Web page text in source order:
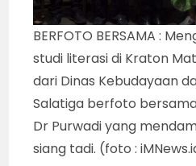
BERFOTO BERSAMA :
studi literasi di Kraton
dari Dinas Kebudayaan
Salatiga berfoto
Dr Purwadi yang
siang tadi. (foto :